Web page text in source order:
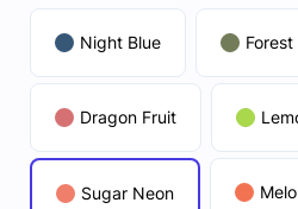
Night Blue Forest
Dragon Fruit
Sugar Neon